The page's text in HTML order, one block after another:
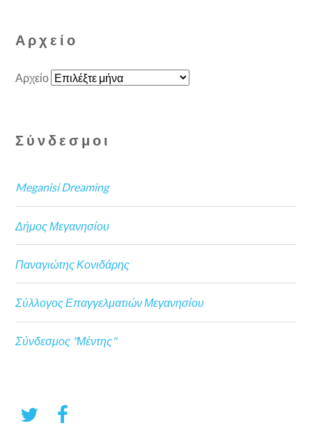
Αρχείο
Αρχείο
Σύνδεσμοι
Meganisi Dreaming
Δήμος Μεγανησίου
Παναγιώτης Κονιδάρης
Σύλλογος Επαγγελματιών Μεγανησίου
Σύνδεσμος "Μέντης"